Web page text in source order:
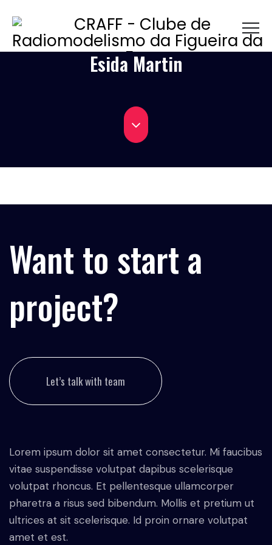
Esida Martin
Want to start a
project?
Let’s talk with team
Lorem ipsum dolor sit amet consectetur. Mi faucibus
vitae suspendisse volutpat dapibus scelerisque
volutpat rhoncus. Et pellentesque ullamcorper
pharetra a risus sed bibendum. Mollis et pretium ut
ultrices at sit scelerisque. Id proin ornare volutpat
amet et est.